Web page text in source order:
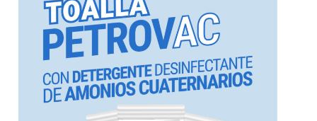
Toalla Petrovac l Con
Detergente Desinfectante de
Amonios Cuaternarios
Detergente desinfectante con amonios
cuaternarios de rápida acción (1 minuto),
seguro y eficiente. Aprobado por ANMAT.
Biodegradable.